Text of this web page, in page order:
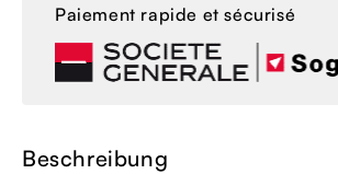
Paiement rapide et sécurisé
Beschreibung